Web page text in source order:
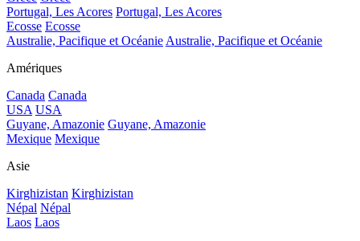
Portugal, Les Acores Portugal, Les Acores
Ecosse Ecosse
Australie, Pacifique et Océanie Australie, Pacifique et Océanie
Amériques
Canada Canada
USA USA
Guyane, Amazonie Guyane, Amazonie
Mexique Mexique
Asie
Kirghizistan Kirghizistan
Népal Népal
Laos Laos